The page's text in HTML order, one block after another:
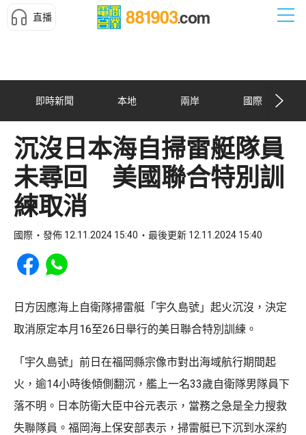
直播
即時新聞 本地 兩岸 國際
沉沒日本海自掃雷艇隊員
未尋回 美國聯合特別訓
練取消
國際 發佈 12.11.2024 15:40 最後更新 12.11.2024 15:40
Share to Facebook
Share to WhatsApp
日方因應海上自衛隊掃雷艇「宇久島號」起火沉沒，決定
取消原定本月16至26日舉行的美日聯合特別訓練。
「宇久島號」前日在福岡縣宗像市對出海域航行期間起
火，逾14小時後傾側翻沉，艦上一名33歲自衛隊男隊員下
落不明。日本防衛大臣中谷元表示，當務之急是全力搜救
失聯隊員。福岡海上保安部表示，掃雷艇已下沉到水深約